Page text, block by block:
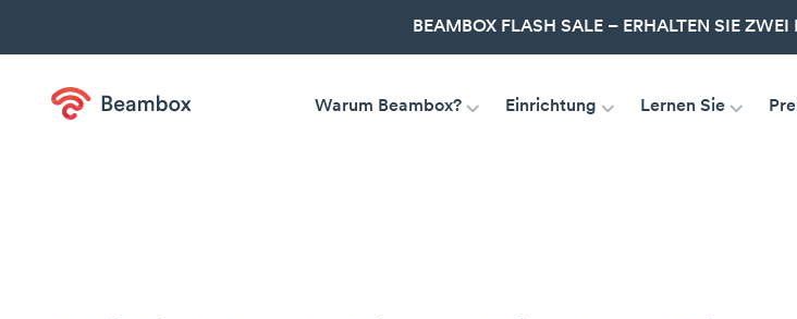
BEAMBOX FLASH SALE – ERHALTEN SIE ZWEI
Warum Beambox? Einrichtung Lernen Sie